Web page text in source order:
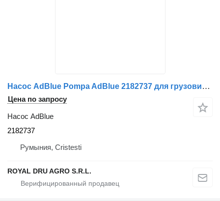
Насос AdBlue Pompa AdBlue 2182737 для грузовика Scania 2549339 2655852 2057543 2695808 573159-13
Цена по запросу
Насос AdBlue
2182737
Румыния, Cristesti
ROYAL DRU AGRO S.R.L.